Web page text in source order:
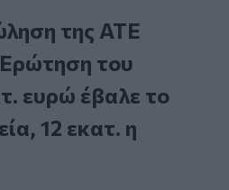
της ΑΤΕ
του
ευρώ έβαλε το
12 εκατ. η